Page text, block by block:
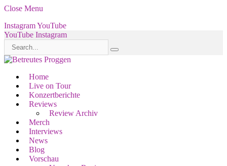
Close Menu
InstagramYouTube
YouTube Instagram
Home
Live on Tour
Konzertberichte
Reviews
Review Archiv
Merch
Interviews
News
Blog
Vorschau